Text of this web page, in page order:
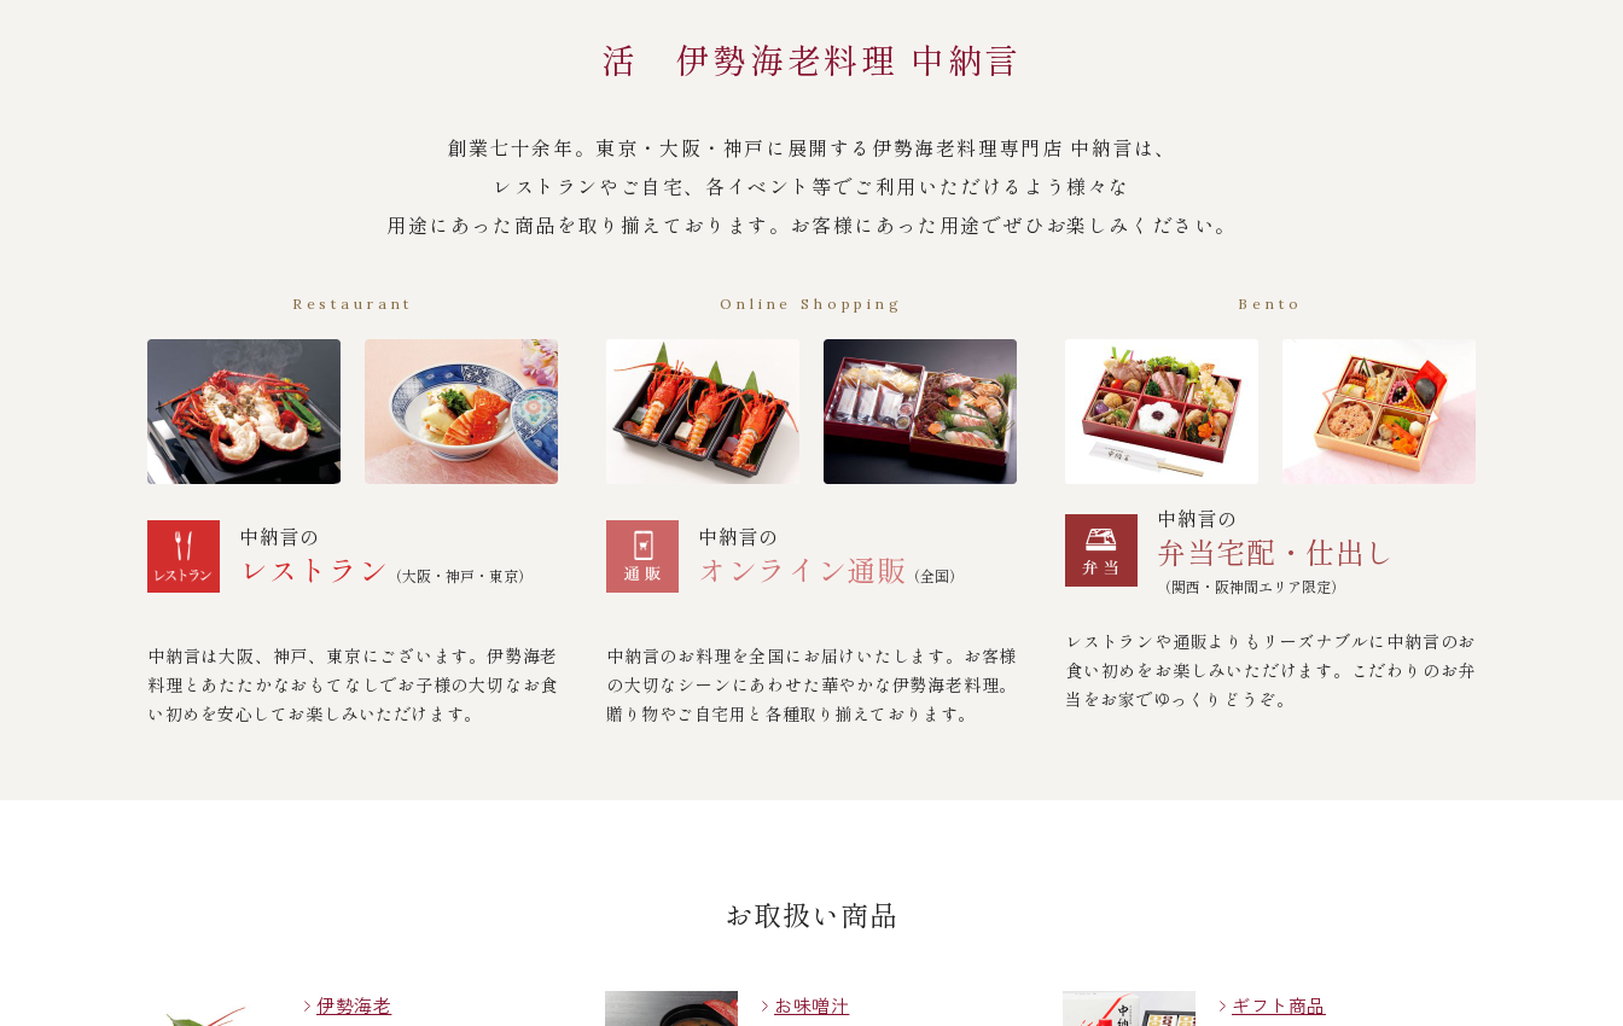
活 伊勢海老料理 中納言
創業七十余年。東京・大阪・神戸に展開する伊勢海老料理専門店 中納言は、
レストランやご自宅、各イベント等でご利用いただけるよう様々な
用途にあった商品を取り揃えております。お客様にあった用途でぜひお楽しみください。
Restaurant
中納言の
レストラン （大阪・神戸・東京）
中納言は大阪、神戸、東京にございます。伊勢海老
料理とあたたかなおもてなしでお子様の大切なお食
い初めを安心してお楽しみいただけます。
Online Shopping
中納言の
オンライン通販 （全国）
中納言のお料理を全国にお届けいたします。お客様
の大切なシーンにあわせた華やかな伊勢海老料理。
贈り物やご自宅用と各種取り揃えております。
Bento
中納言の
弁当宅配・仕出し
（関西・阪神間エリア限定）
レストランや通販よりもリーズナブルに中納言のお
食い初めをお楽しみいただけます。こだわりのお弁
当をお家でゆっくりどうぞ。
お取扱い商品
伊勢海老 お味噌汁 ギフト商品